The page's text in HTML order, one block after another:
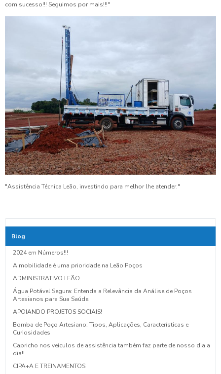
com sucesso!!! Seguimos por mais!!!"
"Assistência Técnica Leão, investindo para melhor lhe atender."
Blog
2024 em Números!!!
A mobilidade é uma prioridade na Leão Poços
ADMINISTRATIVO LEÃO
Água Potável Segura: Entenda a Relevância da Análise de Poços
Artesianos para Sua Saúde
APOIANDO PROJETOS SOCIAIS!
Bomba de Poço Artesiano: Tipos, Aplicações, Características e
Curiosidades
Capricho nos veículos de assistência também faz parte de nosso dia a
dia!!
CIPA+A E TREINAMENTOS